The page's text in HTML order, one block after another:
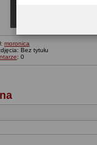
moronica
Bez tytułu
: 0